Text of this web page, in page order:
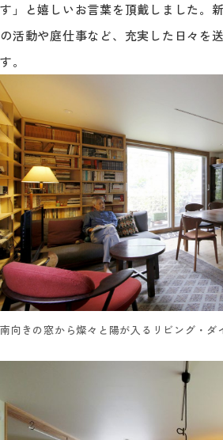
す」と嬉しいお言葉を頂戴しました。
の活動や庭仕事など、充実した日々を
す。
南向きの窓から燦々と陽が入るリビング・ダ